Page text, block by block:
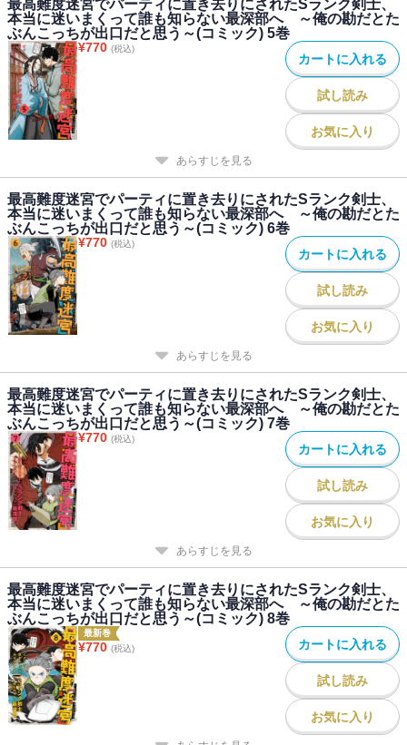
最高難度迷宮でパーティに置き去りにされたSランク剣士、
本当に迷いまくって誰も知らない最深部へ ～俺の勘だとた
ぶんこっちが出口だと思う～(コミック) 5巻
¥770 (税込)
カートに入れる
試し読み
お気に入り
あらすじを見る
最高難度迷宮でパーティに置き去りにされたSランク剣士、
本当に迷いまくって誰も知らない最深部へ ～俺の勘だとた
ぶんこっちが出口だと思う～(コミック) 6巻
¥770 (税込)
カートに入れる
試し読み
お気に入り
あらすじを見る
最高難度迷宮でパーティに置き去りにされたSランク剣士、
本当に迷いまくって誰も知らない最深部へ ～俺の勘だとた
ぶんこっちが出口だと思う～(コミック) 7巻
¥770 (税込)
カートに入れる
試し読み
お気に入り
あらすじを見る
最高難度迷宮でパーティに置き去りにされたSランク剣士、
本当に迷いまくって誰も知らない最深部へ ～俺の勘だとた
ぶんこっちが出口だと思う～(コミック) 8巻
最新巻
¥770 (税込) カートに入れる
試し読み
お気に入り